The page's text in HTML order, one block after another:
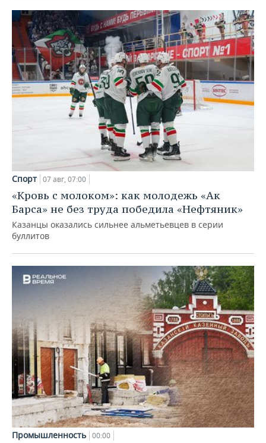
Спорт 07 авг, 07:00
«Кровь с молоком»: как молодежь «Ак
Барса» не без труда победила «Нефтяник»
Казанцы оказались сильнее альметьевцев в серии
буллитов
Промышленность 00:00